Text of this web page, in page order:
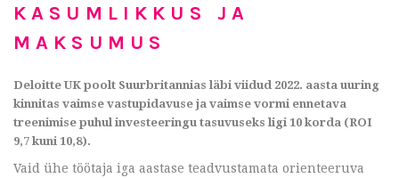
KASUMLIKKUS JA
MAKSUMUS
Deloitte UK poolt Suurbritannias läbi viidud 2022. aasta uuring
kinnitas vaimse vastupidavuse ja vaimse vormi ennetava
treenimise puhul investeeringu tasuvuseks ligi 10 korda (ROI
9,7 kuni 10,8).
Vaid ühe töötaja iga aastase teadvustamata orienteeruva